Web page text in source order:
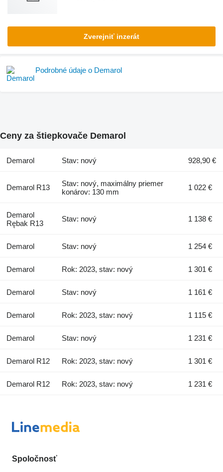
Zverejniť inzerát
Podrobné údaje o Demarol
Ceny za štiepkovače Demarol
Demarol Stav: nový 928,90 €
Demarol R13
Stav: nový, maximálny priemer
konárov: 130 mm
1 022 €
Demarol
Rębak R13
Stav: nový 1 138 €
Demarol Stav: nový 1 254 €
Demarol Rok: 2023, stav: nový 1 301 €
Demarol Stav: nový 1 161 €
Demarol Rok: 2023, stav: nový 1 115 €
Demarol Stav: nový 1 231 €
Demarol R12 Rok: 2023, stav: nový 1 301 €
Demarol R12 Rok: 2023, stav: nový 1 231 €
Spoločnosť